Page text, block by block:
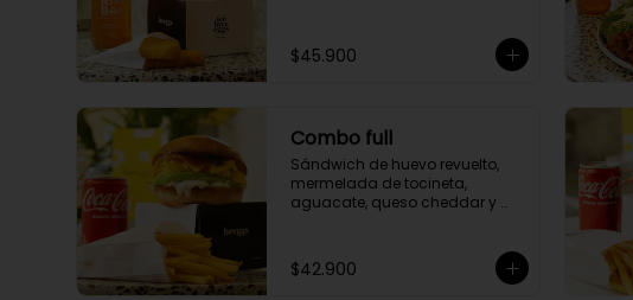
elección.
$45.900
Combo full
Sándwich de huevo revuelto,
mermelada de tocineta,
aguacate, queso cheddar y
bebida a elección.
$42.900